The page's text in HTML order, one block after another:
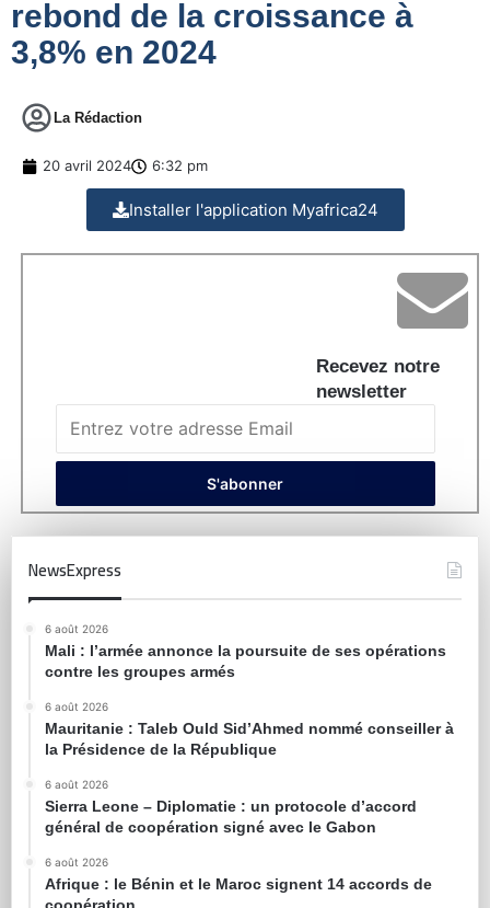
rebond de la croissance à
3,8% en 2024
La Rédaction
20 avril 2024 6:32 pm
Installer l'application Myafrica24
Recevez notre
newsletter
NewsExpress
6 août 2026
Mali : l’armée annonce la poursuite de ses opérations
contre les groupes armés
6 août 2026
Mauritanie : Taleb Ould Sid’Ahmed nommé conseiller à
la Présidence de la République
6 août 2026
Sierra Leone – Diplomatie : un protocole d’accord
général de coopération signé avec le Gabon
6 août 2026
Afrique : le Bénin et le Maroc signent 14 accords de